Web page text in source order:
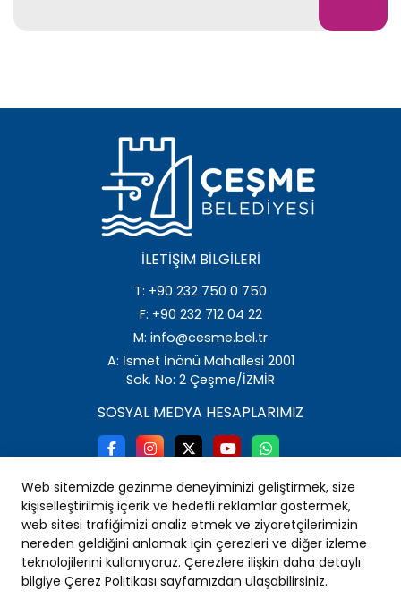
Web sitemizde gezinme deneyiminizi geliştirmek, size
kişiselleştirilmiş içerik ve hedefli reklamlar göstermek,
web sitesi trafiğimizi analiz etmek ve ziyaretçilerimizin
nereden geldiğini anlamak için çerezleri ve diğer izleme
teknolojilerini kullanıyoruz. Çerezlere ilişkin daha detaylı
bilgiye Çerez Politikası sayfamızdan ulaşabilirsiniz.
İLETIŞIM BILGILERI
T: +90 232 750 0 750
F: +90 232 712 04 22
M: info@cesme.bel.tr
A: İsmet İnönü Mahallesi 2001
Sok. No: 2 Çeşme/İZMİR
SOSYAL MEDYA HESAPLARIMIZ